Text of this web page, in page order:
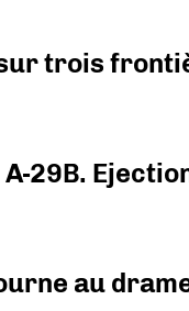
trois
29B.
au